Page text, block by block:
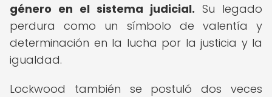
género en el sistema judicial. Su legado
perdura como un símbolo de valentía y
determinación en la lucha por la justicia y la
igualdad.
Lockwood también se postuló dos veces